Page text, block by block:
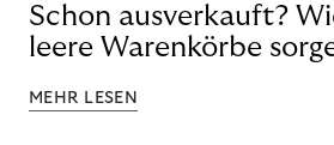
Schon ausverkauft?
leere Warenkörbe
MEHR LESEN